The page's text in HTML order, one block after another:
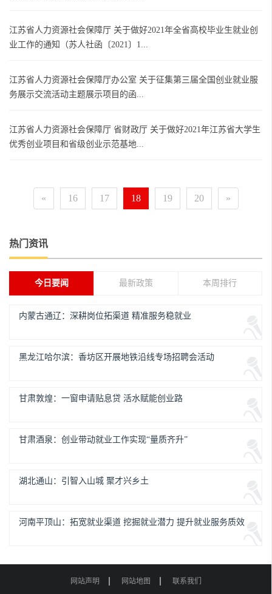
江苏省人力资源社会保障厅 关于做好2021年全省高校毕业生就业创
业工作的通知（苏人社函〔2021〕1...
江苏省人力资源社会保障厅办公室 关于征集第三届全国创业就业服
务展示交流活动主题展示项目的函...
江苏省人力资源社会保障厅 省财政厅 关于做好2021年江苏省大学生
优秀创业项目和省级创业示范基地...
« 16 17 18 19 20 »
热门资讯
今日要闻 最新政策 本周排行
内蒙古通辽：深耕岗位拓渠道 精准服务稳就业
黑龙江哈尔滨：香坊区开展地铁沿线专场招聘会活动
甘肃敦煌：一窗申请贴息贷 活水赋能创业路
甘肃酒泉：创业带动就业工作实现“量质齐升”
湖北通山：引智入山城 聚才兴乡土
河南平顶山：拓宽就业渠道 挖掘就业潜力 提升就业服务质效
网站声明 网站地图 联系我们